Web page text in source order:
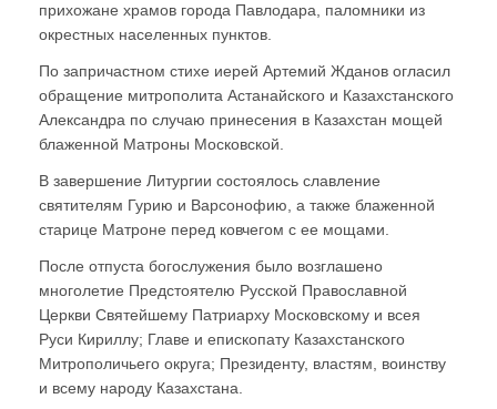
прихожане храмов города Павлодара, паломники из
окрестных населенных пунктов.
По запричастном стихе иерей Артемий Жданов огласил
обращение митрополита Астанайского и Казахстанского
Александра по случаю принесения в Казахстан мощей
блаженной Матроны Московской.
В завершение Литургии состоялось славление
святителям Гурию и Варсонофию, а также блаженной
старице Матроне перед ковчегом с ее мощами.
После отпуста богослужения было возглашено
многолетие Предстоятелю Русской Православной
Церкви Святейшему Патриарху Московскому и всея
Руси Кириллу; Главе и епископату Казахстанского
Митрополичьего округа; Президенту, властям, воинству
и всему народу Казахстана.